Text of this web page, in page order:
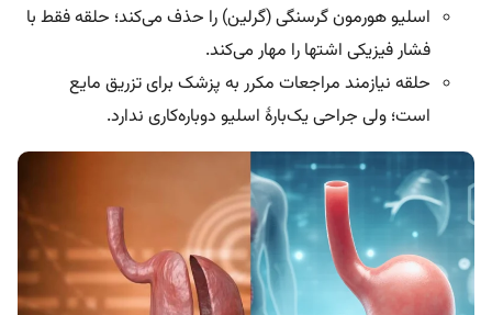
اسلیو هورمون گرسنگی (گرلین) را حذف می‌کند؛ حلقه فقط با
فشار فیزیکی اشتها را مهار می‌کند.
حلقه نیازمند مراجعات مکرر به پزشک برای تزریق مایع
است؛ ولی جراحی یک‌بارۀ اسلیو دوباره‌کاری ندارد.